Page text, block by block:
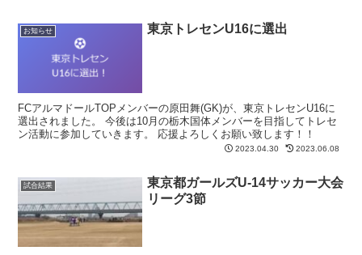
お知らせ 東京トレセンU16に選出
FCアルマドールTOPメンバーの原田舞(GK)が、東京トレセンU16に
選出されました。 今後は10月の栃木国体メンバーを目指してトレセ
ン活動に参加していきます。 応援よろしくお願い致します！！
2023.04.30 2023.06.08
試合結果
東京都ガールズU-14サッカー大会
リーグ3節